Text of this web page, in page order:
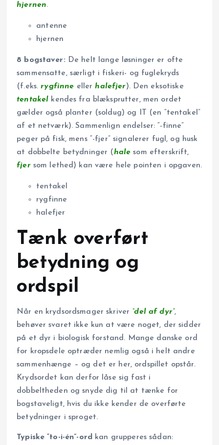
hjernen.
antenne
hjernen
8 bogstaver: De helt lange løsninger er ofte
sammensatte, særligt i fiskeri- og fuglekryds
(f.eks.rygfinne ellerhalefjer). Den eksotiske
tentakel kendes fra blæksprutter, men ordet
gælder også planter (soldug) og IT (en “tentakel”
af et netværk). Sammenlign endelser: “-finne”
peger på fisk, mens “-fjer” signalerer fugl, og husk
at dobbelte betydninger (hale som efterskrift,
fjersom lethed) kan være hele pointen i opgaven.
tentakel
rygfinne
halefjer
Tænk overført
betydning og
ordspil
Når en krydsordsmager skriver “del af dyr”,
behøver svaret ikke kun at være noget, der sidder
på et dyr i biologisk forstand. Mange danske ord
for kropsdele optræder nemlig også i helt andre
sammenhænge – og det er her, ordspillet opstår.
Krydsordet kan derfor låse sig fast i
dobbeltheden og snyde dig til at tænke for
bogstaveligt, hvis du ikke kender de overførte
betydninger i sproget.
Typiske “to-i-én”-ord kan grupperes sådan: